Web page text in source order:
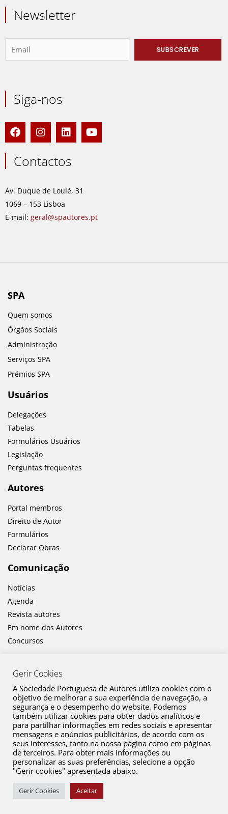
Newsletter
Siga-nos
F
a
c
e
b
o
k
I
n
s
t
a
r
a
m
L
i
n
k
e
i
n
Y
o
u
Contactos
Av. Duque de Loulé, 31
1069 – 153 Lisboa
E-mail: geral@spautores.pt
SPA
Quem somos
Órgãos Sociais
Administração
Serviços SPA
Prémios SPA
Usuários
Delegações
Tabelas
Formulários Usuários
Legislação
Perguntas frequentes
Autores
Portal membros
Direito de Autor
Formulários
Declarar Obras
Comunicação
Notícias
Agenda
Revista autores
Em nome dos Autores
Concursos
Canal de Denúncia
Plano de Prevenção de Riscos de Corrupção e Infrações Conexas
Política de Privacidade
Política de Cookies
Copyright © 2026 SPA. Todos os direitos reservados
Gerir Cookies
A Sociedade Portuguesa de Autores utiliza cookies com o
objetivo de melhorar a sua experiência de navegação, a
segurança e o desempenho do website. Podemos
também utilizar cookies para obter dados analíticos e
para partilhar informações em redes sociais e apresentar
mensagens e anúncios publicitários, de acordo com os
seus interesses, tanto na nossa página como em páginas
de terceiros. Para obter mais informações ou
personalizar as suas preferências, selecione a opção
"Gerir cookies" apresentada abaixo.
Gerir Cookies Aceitar